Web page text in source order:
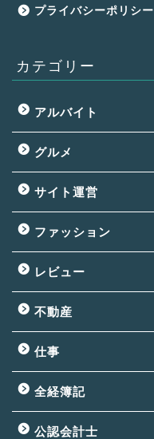
プライバシーポリシー
カテゴリー
アルバイト
グルメ
サイト運営
ファッション
レビュー
不動産
仕事
全経簿記
公認会計士